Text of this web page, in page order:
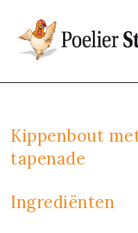
Kippenbout
tapenade
Ingrediënten